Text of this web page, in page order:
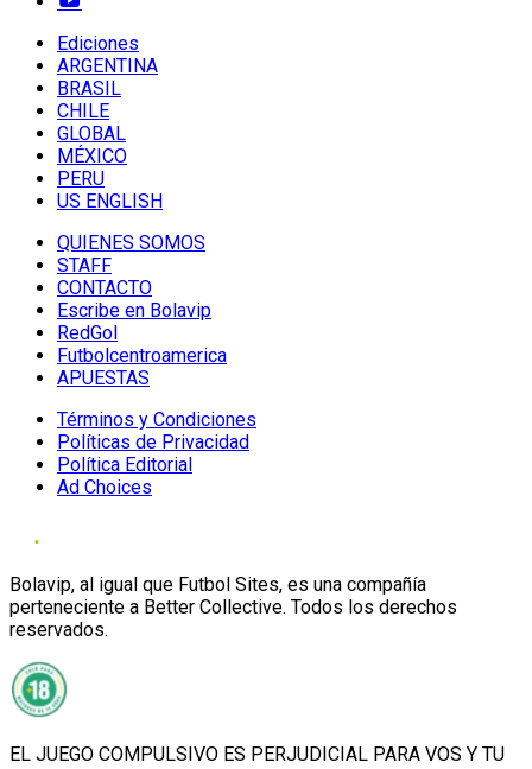
Ediciones
ARGENTINA
BRASIL
CHILE
GLOBAL
MÉXICO
PERU
US ENGLISH
QUIENES SOMOS
STAFF
CONTACTO
Escribe en Bolavip
RedGol
Futbolcentroamerica
APUESTAS
Términos y Condiciones
Políticas de Privacidad
Política Editorial
Ad Choices
Bolavip, al igual que Futbol Sites, es una compañía
perteneciente a Better Collective. Todos los derechos
reservados.
EL JUEGO COMPULSIVO ES PERJUDICIAL PARA VOS Y TU